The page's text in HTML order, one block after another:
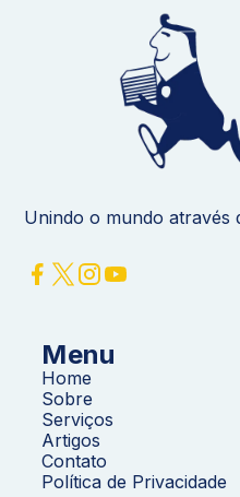
Unindo o mundo através
Menu
Home
Sobre
Serviços
Artigos
Contato
Política de Privacidade